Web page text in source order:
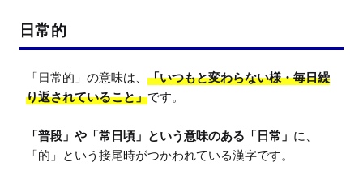
日常的
「日常的」の意味は、 「いつもと変わらない様・毎日繰
り返されていること」です。
「普段」や「常日頃」という意味のある「日常」 に、
「的」という接尾時がつかわれている漢字です。